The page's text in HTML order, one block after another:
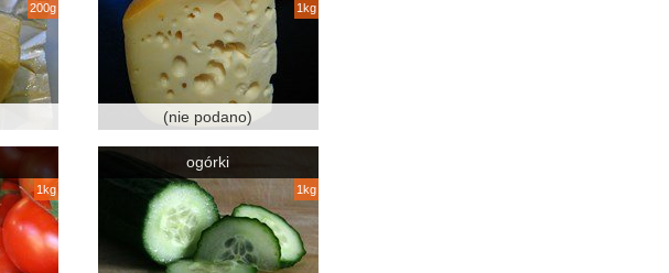
200g 1kg
(nie podano)
1kg
ogórki
1kg